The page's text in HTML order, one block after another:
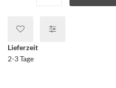
Lieferzeit
2-3 Tage